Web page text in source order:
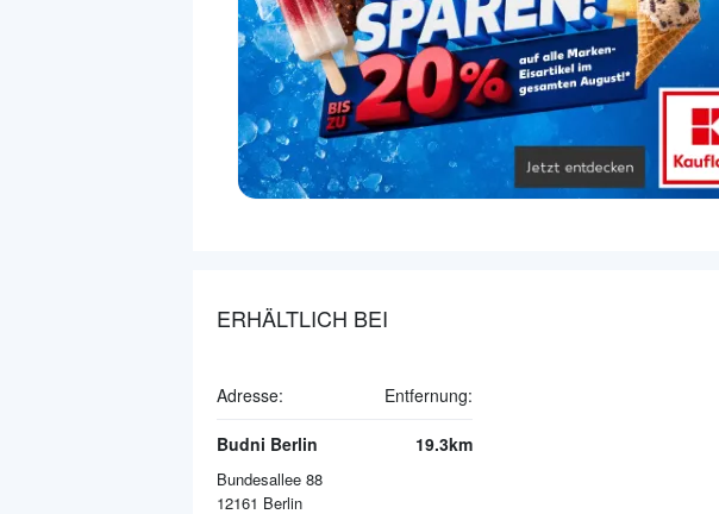
ERHÄLTLICH BEI
Adresse: Entfernung:
Budni Berlin
Bundesallee 88
12161 Berlin
19.3km